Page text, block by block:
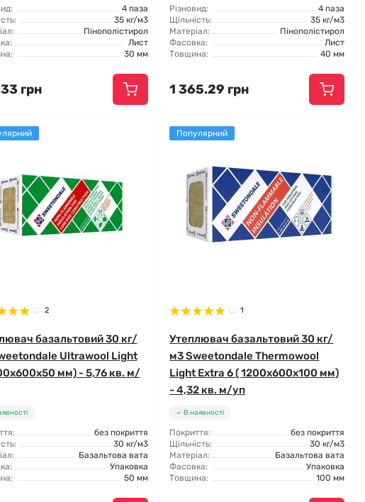
4 паза
35 кг/м3
Пінополістирол
Лист
30 мм
грн
Різновид:
4 паза
Щільність:
35 кг/м3
Матеріал:
Пінополістирол
Фасовка:
Лист
Товщина:
40 мм
1 365.29 грн
2
базальтовий 30 кг/
Ultrawool Light
мм) - 5,76 кв. м/
без покриття
30 кг/м3
Базальтова вата
Упаковка
50 мм
Популярний
1
Утеплювач базальтовий 30 кг/
м3 Sweetondale Thermowool
Light Extra 6 ( 1200x600x100 мм)
- 4,32 кв. м/уп
В наявності
Покриття:
без покриття
Щільність:
30 кг/м3
Матеріал:
Базальтова вата
Фасовка:
Упаковка
Товщина:
100 мм